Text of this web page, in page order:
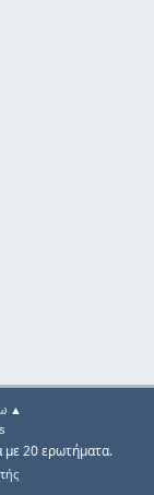
▲
με 20 ερωτήματα.